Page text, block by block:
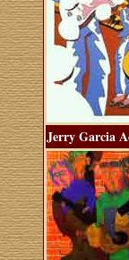
Jerry Garcia